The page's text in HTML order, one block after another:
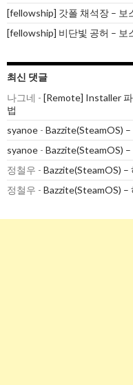
[fellowship] 갓폴 채석장 – 보
[fellowship] 비단빛 공허 – 보
최신 댓글
나그네 - [Remote] Installer
법
syanoe - Bazzite(SteamOS)
syanoe - Bazzite(SteamOS)
정철우 - Bazzite(SteamOS) –
정철우 - Bazzite(SteamOS) –